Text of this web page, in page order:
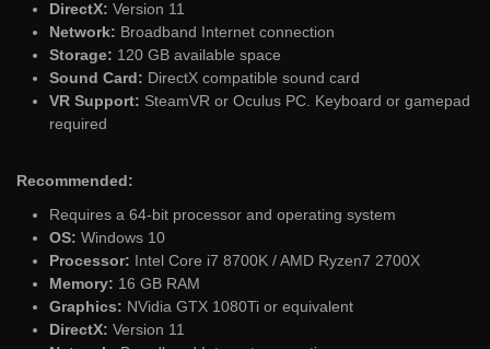
DirectX: Version 11
Network: Broadband Internet connection
Storage: 120 GB available space
Sound Card: DirectX compatible sound card
VR Support: SteamVR or Oculus PC. Keyboard or gamepad
required
Recommended:
Requires a 64-bit processor and operating system
OS: Windows 10
Processor: Intel Core i7 8700K / AMD Ryzen7 2700X
Memory: 16 GB RAM
Graphics: NVidia GTX 1080Ti or equivalent
DirectX: Version 11